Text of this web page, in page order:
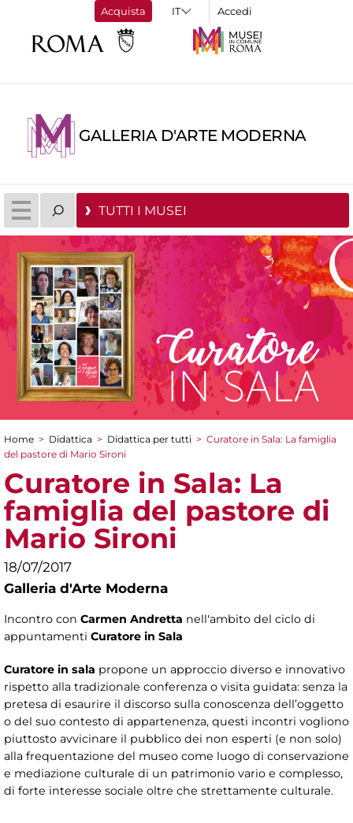
Acquista Accedi
GALLERIA D'ARTE MODERNA
TUTTI I MUSEI
Tu sei qui
Home > Didattica > Didattica per tutti > Curatore in Sala: La famiglia
del pastore di Mario Sironi
Curatore in Sala: La
famiglia del pastore di
Mario Sironi
18/07/2017
Galleria d'Arte Moderna
Incontro con Carmen Andretta nell'ambito del ciclo di
appuntamenti Curatore in Sala
Curatore in sala propone un approccio diverso e innovativo
rispetto alla tradizionale conferenza o visita guidata: senza la
pretesa di esaurire il discorso sulla conoscenza dell’oggetto
o del suo contesto di appartenenza, questi incontri vogliono
piuttosto avvicinare il pubblico dei non esperti (e non solo)
alla frequentazione del museo come luogo di conservazione
e mediazione culturale di un patrimonio vario e complesso,
di forte interesse sociale oltre che strettamente culturale.